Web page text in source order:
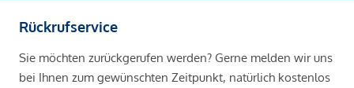
Rückrufservice
Sie möchten zurückgerufen werden? Gerne melden wir uns
bei Ihnen zum gewünschten Zeitpunkt, natürlich kostenlos